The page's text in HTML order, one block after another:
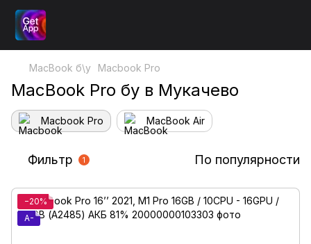
MacBook б\у Macbook Pro
MacBook Pro бу в Мукачево
Macbook Pro MacBook Air
Фильтр 1 По популярности
−20%
A-